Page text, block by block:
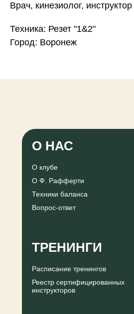
Врач, кинезиолог, инструктор
Техника: Резет "1&2"
Город: Воронеж
О НАС
О клубе
ТРЕНИНГИ
О Ф. Рафферти
Техники баланса
Вопрос-ответ
Расписание тренингов
Реестр сертифицированных
инструкторов